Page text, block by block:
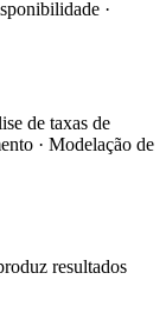
·
de taxas de
· Modelação de
resultados